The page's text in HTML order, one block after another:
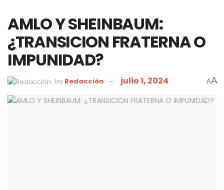
AMLO Y SHEINBAUM:
¿TRANSICION FRATERNA O
IMPUNIDAD?
by Redacción julio 1, 2024 AA